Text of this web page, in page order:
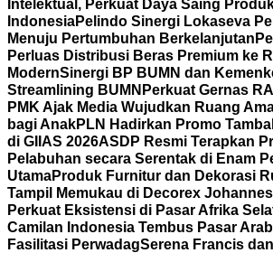
Intelektual, Perkuat Daya Saing
IndonesiaPelindo Sinergi Lokaseva
Menuju Pertumbuhan Berkelanjutan
Perluas Distribusi Beras Premium ke
ModernSinergi BP BUMN dan
Streamlining BUMN Perkuat Gernas
PMK Ajak Media Wujudkan Ruang
bagi AnakPLN Hadirkan Promo
di GIIAS 2026ASDP Resmi Terapkan
Pelabuhan secara Serentak di Enam
UtamaProduk Furnitur dan Dekorasi
Tampil Memukau di Decorex
Perkuat Eksistensi di Pasar Afrika
Camilan Indonesia Tembus Pasar
Fasilitasi PerwadagSerena Francis